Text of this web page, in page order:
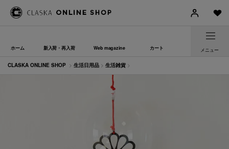
ホーム 新入荷・再入荷 Web magazine カート メニュー
CLASKA ONLINE SHOP > 生活日用品 > 生活雑貨 >